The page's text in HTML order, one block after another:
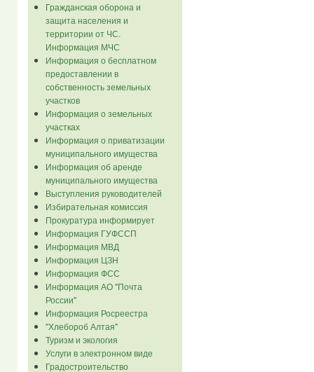
Гражданская оборона и
защита населения и
территории от ЧС.
Информация МЧС
Информация о бесплатном
предоставлении в
собственность земельных
участков
Информация о земельных
участках
Информация о приватизации
муниципального имущества
Информация об аренде
муниципального имущества
Выступления руководителей
Избирательная комиссия
Прокуратура информирует
Информация ГУФССП
Информация МВД
Информация ЦЗН
Информация ФСС
Информация АО "Почта
России"
Информация Росреестра
"Хлебороб Алтая"
Туризм и экология
Услуги в электронном виде
Градостроительство